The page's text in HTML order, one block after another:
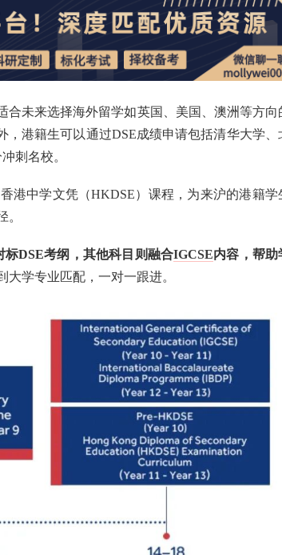
合未来选择海外留学如英国、美国、澳洲等方向
，港籍生可以通过DSE成绩申请包括清华大学、
刺名校。
港中学文凭（HKDSE）课程，为来沪的港籍学
。
DSE考纲，其他科目则融合IGCSE内容，帮助
大学专业匹配，一对一跟进。